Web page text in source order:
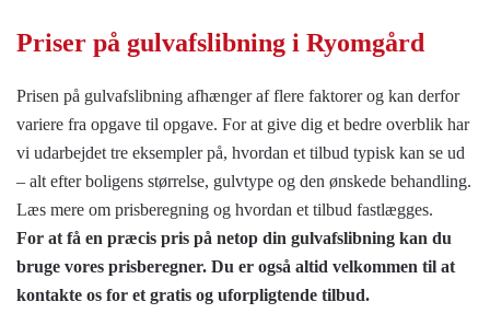
Priser på gulvafslibning i Ryomgård
Prisen på gulvafslibning afhænger af flere faktorer og kan derfor
variere fra opgave til opgave. For at give dig et bedre overblik har
vi udarbejdet tre eksempler på, hvordan et tilbud typisk kan se ud
– alt efter boligens størrelse, gulvtype og den ønskede behandling.
Læs mere om prisberegning og hvordan et tilbud fastlægges.
For at få en præcis pris på netop din gulvafslibning kan du
bruge vores prisberegner. Du er også altid velkommen til at
kontakte os for et gratis og uforpligtende tilbud.